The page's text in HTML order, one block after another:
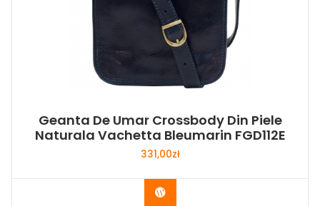
Geanta De Umar Crossbody Din Piele
Naturala Vachetta Bleumarin FGD112E
331,00zł
Buy Now